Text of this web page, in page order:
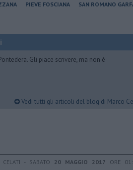
PIEVE FOSCIANA SAN ROMANO
Gli piace scrivere, ma non è
Vedi tutti gli articoli del blog di Marco
- SABATO 20 MAGGIO 2017 ORE